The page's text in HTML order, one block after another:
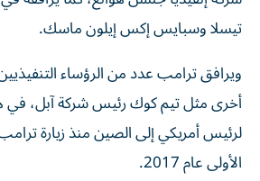
تيسلا وسبايس إكس إيلون ماسك.
ويرافق ترامب عدد من الرؤساء
أخرى مثل تيم كوك رئيس شركة آبل، في
لرئيس أمريكي إلى الصين منذ زيارة
الأولى عام 2017.